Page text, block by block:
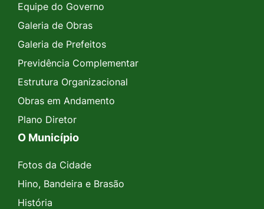
Equipe do Governo
Galeria de Obras
Galeria de Prefeitos
Previdência Complementar
Estrutura Organizacional
Obras em Andamento
Plano Diretor
O Município
Fotos da Cidade
Hino, Bandeira e Brasão
História